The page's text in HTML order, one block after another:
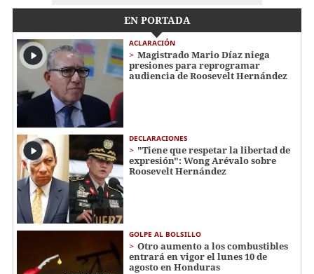
EN PORTADA
ACLARACIÓN
Magistrado Mario Díaz niega
presiones para reprogramar
audiencia de Roosevelt Hernández
DECLARACIONES
"Tiene que respetar la libertad de
expresión": Wong Arévalo sobre
Roosevelt Hernández
GOLPE AL BOLSILLO
Otro aumento a los combustibles
entrará en vigor el lunes 10 de
agosto en Honduras